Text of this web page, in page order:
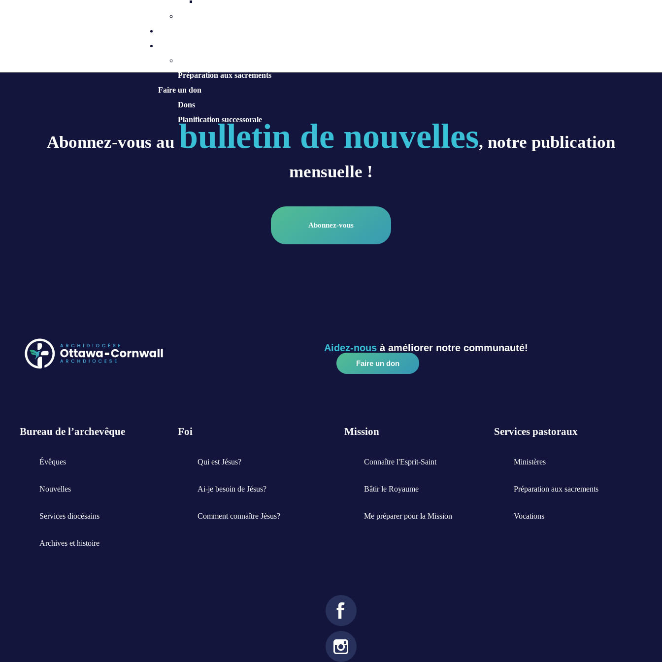
Préparation aux sacrements
Faire un don
Dons
Planification successorale
Abonnez-vous au bulletin de nouvelles, notre publication
mensuelle !
Abonnez-vous
Aidez-nousà améliorer notre communauté!
Faire un don
Bureau de l’archevêque
Évêques
Nouvelles
Services diocésains
Archives et histoire
Foi
Qui est Jésus?
Ai-je besoin de Jésus?
Comment connaître Jésus?
Mission
Connaître l'Esprit-Saint
Bâtir le Royaume
Me préparer pour la Mission
Services pastoraux
Ministères
Préparation aux sacrements
Vocations